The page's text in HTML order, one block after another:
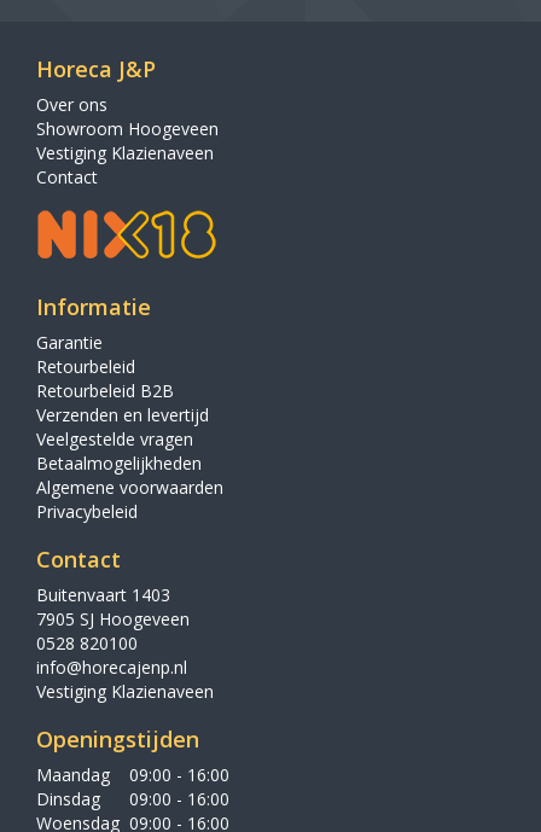
Horeca J&P
Over ons
Showroom Hoogeveen
Vestiging Klazienaveen
Contact
Informatie
Garantie
Retourbeleid
Retourbeleid B2B
Verzenden en levertijd
Veelgestelde vragen
Betaalmogelijkheden
Algemene voorwaarden
Privacybeleid
Contact
Buitenvaart 1403
7905 SJ Hoogeveen
0528 820100
info@horecajenp.nl
Vestiging Klazienaveen
Openingstijden
Maandag
09:00 - 16:00
Dinsdag
09:00 - 16:00
Woensdag 09:00 - 16:00